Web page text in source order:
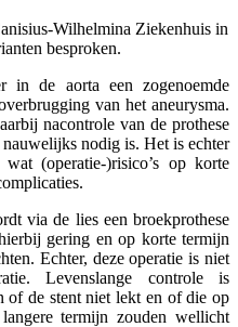
Wilhelmina Ziekenhuis in
besproken.
in de aorta een zogenoemde
van het aneurysma.
nacontrole van de prothese
nodig is. Het is echter
(operatie-)risico’s op korte
via de lies een broekprothese
gering en op korte termijn
Echter, deze operatie is niet
Levenslange controle is
of de stent niet lekt en of die op
termijn zouden wellicht